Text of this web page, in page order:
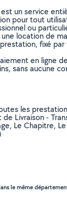
un service
pour tout
ou
location de
fixé par
en ligne
sans aucune
les
Livraison -
Le Chapitre,
le même